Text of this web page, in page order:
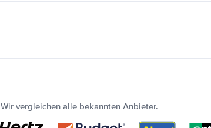
Wir vergleichen alle bekannten Anbieter.